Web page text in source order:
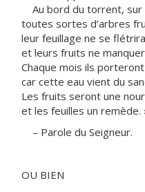
Au bord du torrent, sur
toutes sortes d’arbres
leur feuillage ne se
et leurs fruits ne
Chaque mois ils
car cette eau vient du
Les fruits seront une
et les feuilles un remède.
– Parole du Seigneur.
OU BIEN